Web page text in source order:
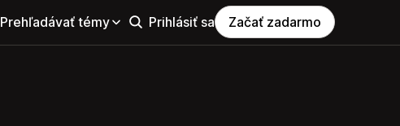
Prehľadávať témy Prihlásiť sa Začať zadarmo